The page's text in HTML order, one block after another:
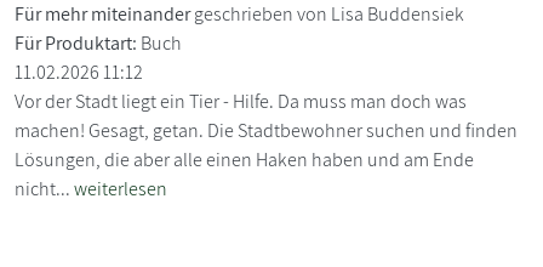
Für mehr miteinandergeschrieben von Lisa Buddensiek
Für Produktart: Buch
11.02.2026 11:12
Vor der Stadt liegt ein Tier - Hilfe. Da muss man doch was
machen! Gesagt, getan. Die Stadtbewohner suchen und finden
Lösungen, die aber alle einen Haken haben und am Ende
nicht...weiterlesen